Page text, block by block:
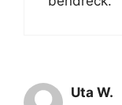
Uta W.